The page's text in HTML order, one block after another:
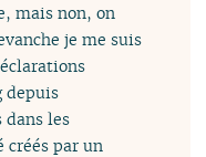
mais non, on
je me suis
depuis
dans les
créés par un